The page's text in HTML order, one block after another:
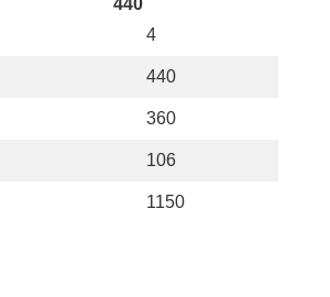
440
4
440
360
106
1150